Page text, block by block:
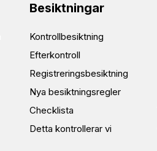
Besiktningar
Kontrollbesiktning
Efterkontroll
Registreringsbesiktning
Nya besiktningsregler
Checklista
Detta kontrollerar vi